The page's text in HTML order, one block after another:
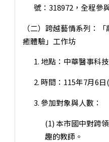
號：318972，全程參
（二）跨越藝情系列：
癒體驗」工作坊
1. 地點：中華醫事科
2. 時間：115年7月6
3. 參加對象與人數：
(1) 本市國中對跨
趣的教師。